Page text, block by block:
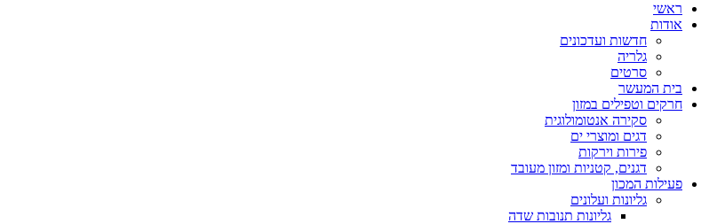
ראשי
אודות
חדשות ועדכונים
גלריה
סרטים
בית המעשר
חרקים וטפילים במזון
סקירה אנטומולוגית
דגים ומוצרי ים
פירות וירקות
דגנים, קטניות ומזון מעובד
פעילות המכון
גליונות ועלונים
גליונות תנובות שדה